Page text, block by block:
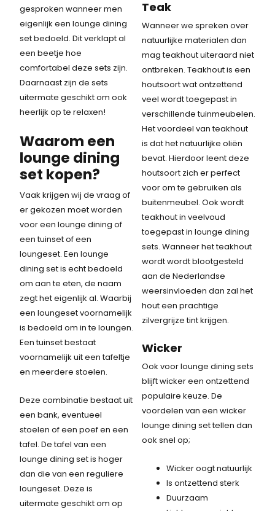
,
gesproken wanneer men
eigenlijk een lounge dining
set bedoeld. Dit verklapt al
een beetje hoe
comfortabel deze sets zijn.
Daarnaast zijn de sets
uitermate geschikt om ook
heerlijk op te relaxen!
Waarom een
lounge dining
set kopen?
Vaak krijgen wij de vraag of
er gekozen moet worden
voor een lounge dining of
een tuinset of een
loungeset. Een lounge
dining set is echt bedoeld
om aan te eten, de naam
zegt het eigenlijk al. Waarbij
een loungeset voornamelijk
is bedoeld om in te loungen.
Een tuinset bestaat
voornamelijk uit een tafeltje
en meerdere stoelen.
Deze combinatie bestaat uit
een bank, eventueel
stoelen of een poef en een
tafel. De tafel van een
lounge dining set is hoger
dan die van een reguliere
loungeset. Deze is
uitermate geschikt om op
Teak
Wanneer we spreken over
natuurlijke materialen dan
mag teakhout uiteraard niet
ontbreken. Teakhout is een
houtsoort wat ontzettend
veel wordt toegepast in
verschillende tuinmeubelen.
Het voordeel van teakhout
is dat het natuurlijke oliën
bevat. Hierdoor leent deze
houtsoort zich er perfect
voor om te gebruiken als
buitenmeubel. Ook wordt
teakhout in veelvoud
toegepast in lounge dining
sets. Wanneer het teakhout
wordt wordt blootgesteld
aan de Nederlandse
weersinvloeden dan zal het
hout een prachtige
zilvergrijze tint krijgen.
Wicker
Ook voor lounge dining sets
blijft wicker een ontzettend
populaire keuze. De
voordelen van een wicker
lounge dining set tellen dan
ook snel op;
Wicker oogt natuurlijk
Is ontzettend sterk
Duurzaam